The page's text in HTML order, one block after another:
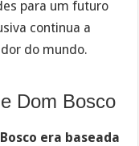
para um futuro
continua a
do mundo.
Dom Bosco
era baseada